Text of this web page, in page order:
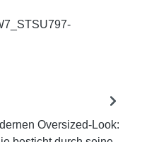
Oversized-Look: